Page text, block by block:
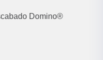
Domino®